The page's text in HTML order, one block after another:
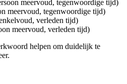
meervoud, tegenwoordige tijd)
meervoud, tegenwoordige tijd)
verleden tijd)
meervoud, verleden tijd)
helpen om duidelijk te